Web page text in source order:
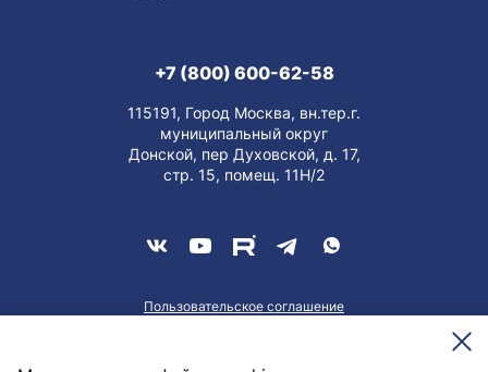
+7 (800) 600-62-58
115191, Город Москва, вн.тер.г.
муниципальный округ
Донской, пер Духовской, д. 17,
стр. 15, помещ. 11Н/2
Пользовательское соглашение
Meesenburg @2026